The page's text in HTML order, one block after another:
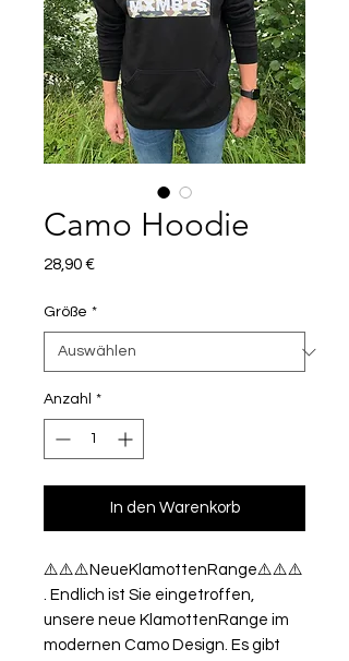
Camo Hoodie
28,90 €Preis
Größe *
Anzahl *
In den Warenkorb
⚠️⚠️⚠️NeueKlamottenRange⚠️⚠️⚠️
. Endlich ist Sie eingetroffen,
unsere neue KlamottenRange im
modernen Camo Design. Es gibt